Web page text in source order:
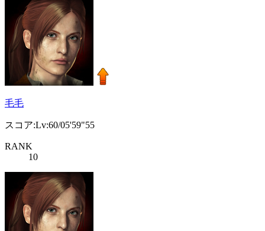
毛毛
スコア:Lv:60/05'59"55
RANK
10